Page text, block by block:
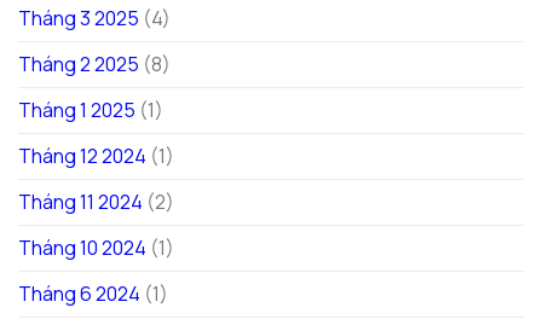
Tháng 3 2025 (4)
Tháng 2 2025 (8)
Tháng 1 2025 (1)
Tháng 12 2024 (1)
Tháng 11 2024 (2)
Tháng 10 2024 (1)
Tháng 6 2024 (1)